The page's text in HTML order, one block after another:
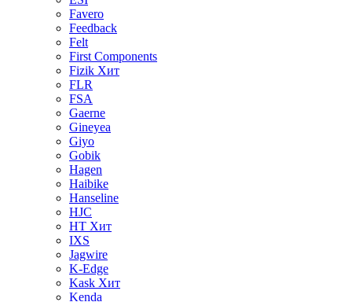
Favero
Feedback
Felt
First Components
Fizik Хит
FLR
FSA
Gaerne
Gineyea
Giyo
Gobik
Hagen
Haibike
Hanseline
HJC
HT Хит
IXS
Jagwire
K-Edge
Kask Хит
Kenda